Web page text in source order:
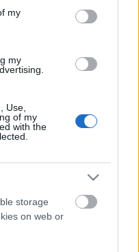
my
my
Use,
of my
with the
storage
on web or
algo caro pero lo
y se
las ocasiones falladas
jugadores del
los amarillos y Lucas
esperar de estos
en Comunio?